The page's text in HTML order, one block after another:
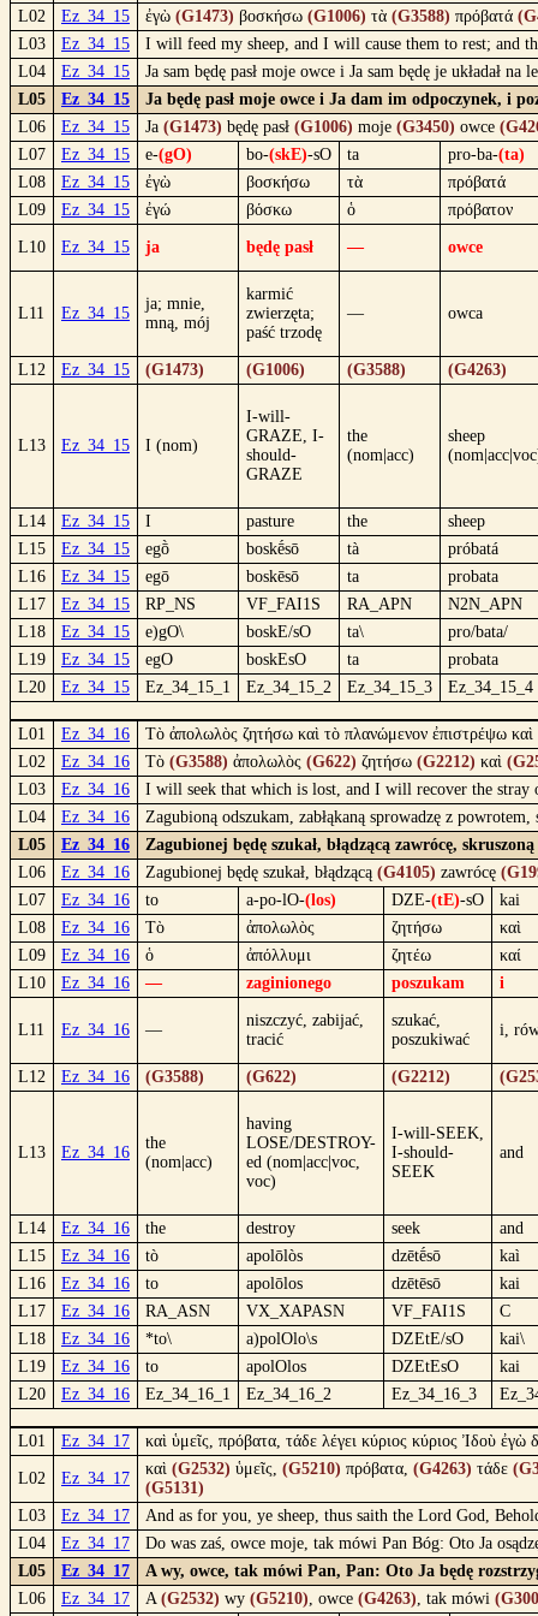
L02
Ez_34_15 ἐγὼ (G1473) βοσκήσω (G1006) τὰ (G3588) πρόβατά
L03
Ez_34_15
I will feed my sheep, and I will cause them to rest; and
L04
Ez_34_15
Ja sam będę pasł moje owce i Ja sam będę je układał
L05
Ez_34_15
Ja będę pasł moje owce i Ja dam im odpoczynek, i
L06
Ez_34_15 Ja (G1473) będę pasł (G1006) moje (G3450) owce
L07
Ez_34_15 e-(gO) bo-(skE)-sO ta pro-ba-(ta)
L08
Ez_34_15 ἐγὼ βοσκήσω τὰ
πρόβατά
L09
Ez_34_15 ἐγώ βόσκω ὁ πρόβατον
L10 Ez_34_15 ja będę pasł — owce
L11 Ez_34_15
ja; mnie,
mną, mój
karmić
zwierzęta;
paść trzodę
— owca
L12 Ez_34_15 (G1473) (G1006) (G3588) (G4263)
L13 Ez_34_15 I (nom)
I-will-
GRAZE, I-
should-
GRAZE
the
(nom|acc)
sheep
L14 Ez_34_15 I pasture the
sheep
L15
Ez_34_15 egṑ boskḗsō tà
próbatá
L16
Ez_34_15 egō boskēsō ta
probata
L17
Ez_34_15 RP_NS VF_FAI1S RA_APN
N2N_APN
L18
Ez_34_15 e)gO\ boskE/sO ta\
pro/bata/
L19
Ez_34_15 egO boskEsO ta
probata
L20
Ez_34_15 Ez_34_15_1 Ez_34_15_2 Ez_34_15_3 Ez_34_15_4
L01 Ez_34_16
Τὸ ἀπολωλὸς ζητήσω καὶ τὸ πλανώμενον ἐπιστρέψω
L02
Ez_34_16 Τὸ (G3588) ἀπολωλὸς (G622) ζητήσω (G2212) καὶ
L03
Ez_34_16
I will seek that which is lost, and I will recover the
L04
Ez_34_16
Zagubioną odszukam, zabłąkaną sprowadzę z
L05
Ez_34_16
Zagubionej będę szukał, błądzącą zawrócę,
L06
Ez_34_16 Zagubionej będę szukał, błądzącą (G4105) zawrócę
L07
Ez_34_16 to a-po-lO-(los) DZE-(tE)-sO
kai
L08
Ez_34_16 Τὸ ἀπολωλὸς ζητήσω
καὶ
L09
Ez_34_16 ὁ ἀπόλλυμι ζητέω
καί
L10
Ez_34_16 — zaginionego poszukam i
L11 Ez_34_16 —
niszczyć, zabijać,
tracić
szukać,
poszukiwać
i,
L12 Ez_34_16 (G3588) (G622) (G2212)
L13 Ez_34_16
the
(nom|acc)
having
LOSE/DESTROY-
ed (nom|acc|voc,
voc)
I-will-SEEK,
I-should-
SEEK
and
L14 Ez_34_16 the destroy seek
and
L15
Ez_34_16 tò apolōlòs dzētḗsō
kaì
L16
Ez_34_16 to apolōlos dzētēsō
kai
L17
Ez_34_16 RA_ASN VX_XAPASN VF_FAI1S
C
L18
Ez_34_16 *to\ a)polOlo\s DZEtE/sO
kai\
L19
Ez_34_16 to apolOlos DZEtEsO
kai
L20
Ez_34_16 Ez_34_16_1 Ez_34_16_2 Ez_34_16_3
L01 Ez_34_17 καὶ ὑμεῖς, πρόβατα, τάδε λέγει κύριος κύριος Ἰδοὺ
L02 Ez_34_17
καὶ (G2532) ὑμεῖς, (G5210) πρόβατα, (G4263) τάδε
(G5131)
L03
Ez_34_17
And as for you, ye sheep, thus saith the Lord God,
L04
Ez_34_17
Do was zaś, owce moje, tak mówi Pan Bóg: Oto Ja
L05
Ez_34_17
A wy, owce, tak mówi Pan, Pan: Oto Ja będę
L06
Ez_34_17 A (G2532) wy (G5210), owce (G4263), tak mówi